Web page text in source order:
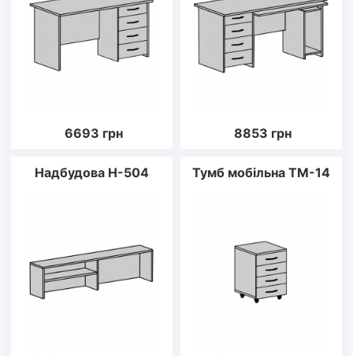
6693 грн 8853 грн
Надбудова Н-504 Тумб мобільна ТМ-14